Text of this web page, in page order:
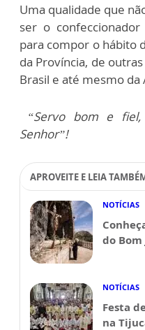
Uma qualidade que
ser o
para compor o hábito
da Província, de
Brasil e até mesmo da
“Servo bom e
Senhor”!
APROVEITE E LEIA
NOTÍCIAS
do Bom
NOTÍCIAS
Festa
na